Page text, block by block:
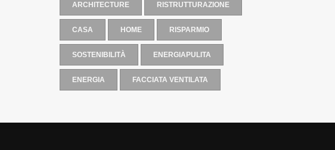
ARCHITECTURE RISTRUTTURAZIONE
CASA HOME RISPARMIO
SOSTENIBILITÀ ENERGIAPULITA
ENERGIA FACCIATA VENTILATA